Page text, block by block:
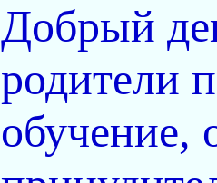
Добрый
родители
обучение,